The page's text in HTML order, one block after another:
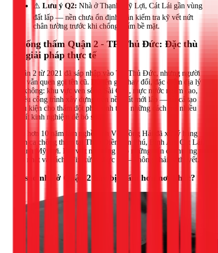
⚠️ Lưu ý Q2: Nhà ở Thạnh Mỹ Lợi, Cát Lái gần vùng
đất lấp — nền chưa ổn định, cần kiểm tra kỹ vết nứt
chân tường trước khi chống thấm bề mặt.
Chống thấm Quận 2 - TP. Thủ Đức: Đặc thù
và giải pháp thực tế
Quận 2 từ 2021 đã sáp nhập vào TP. Thủ Đức, nhưng người
dân vẫn quen gọi tên cũ. Dù tên gọi thay đổi, đặc điểm địa lý
thì không: khu vực ven sông Sài Gòn, mực nước ngầm cao,
nhiều công trình xây dựng trên nền đất mới lấp — tất cả tạo
điều kiện cho thấm dột phát sinh theo những cách mà nhiều
thợ ít kinh nghiệm dễ bỏ sót.
Sau hơn 10 năm làm nghề, anh Võ Hồng Hải đã xử lý hàng
trăm ca chống thấm tại Thảo Điền, An Phú, Bình An, Cát Lái,
Thạnh Mỹ Lợi. Bài viết này tổng hợp những vấn đề thường
gặp nhất và cách 1Fix xử lý thực tế — không phải lý thuyết.
Vì sao nhà ở Quận 2 hay bị thấm hơn nơi khác?